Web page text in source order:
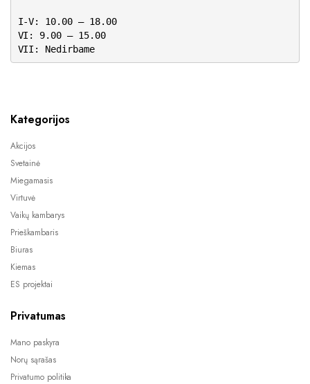
I-V: 10.00 – 18.00
VI: 9.00 – 15.00
VII: Nedirbame
Kategorijos
Akcijos
Svetainė
Miegamasis
Virtuvė
Vaikų kambarys
Prieškambaris
Biuras
Kiemas
ES projektai
Privatumas
Mano paskyra
Norų sąrašas
Privatumo politika